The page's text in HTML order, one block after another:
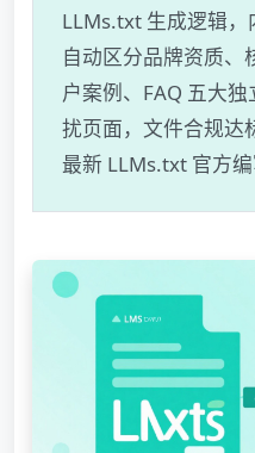
LLMs.txt 生成逻辑，
自动区分品牌资质、
户案例、FAQ 五大
扰页面，文件合规达
最新 LLMs.txt 官方编